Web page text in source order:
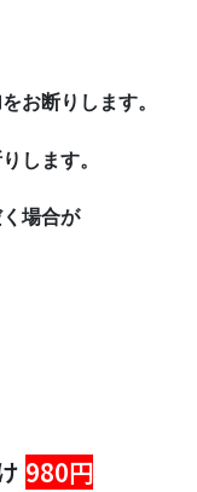
お断りします。
します。
場合が
980円